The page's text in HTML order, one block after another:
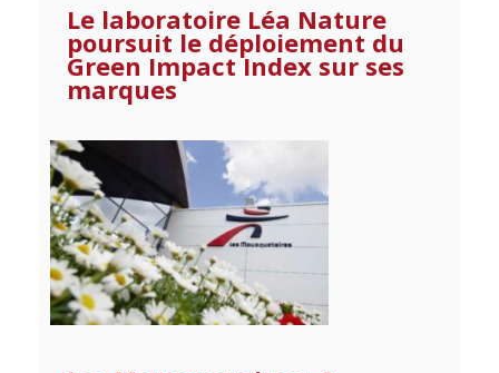
Le laboratoire Léa Nature
poursuit le déploiement du
Green Impact Index sur ses
marques